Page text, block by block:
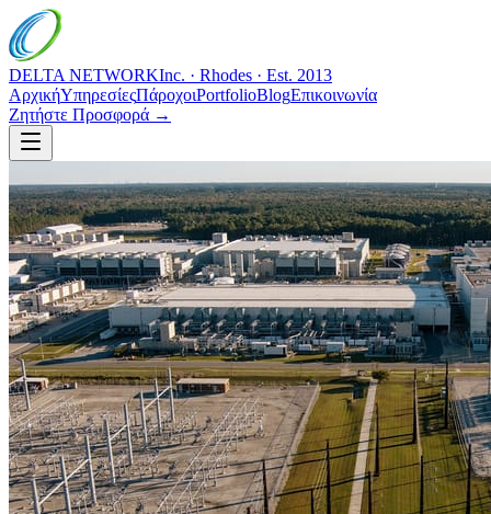
DELTA NETWORKInc. · Rhodes · Est. 2013
ΑρχικήΥπηρεσίεςΠάροχοιPortfolioBlogΕπικοινωνία
Ζητήστε Προσφορά →